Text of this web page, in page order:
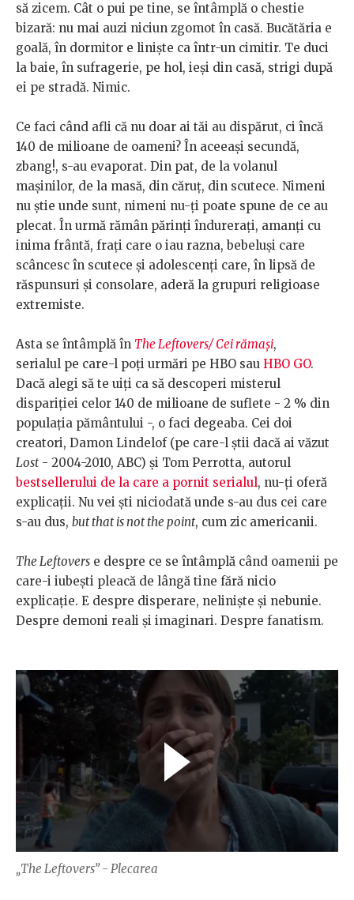
să zicem. Cât o pui pe tine, se întâmplă o chestie
bizară: nu mai auzi niciun zgomot în casă. Bucătăria e
goală, în dormitor e liniște ca într-un cimitir. Te duci
la baie, în sufragerie, pe hol, ieși din casă, strigi după
ei pe stradă. Nimic.
Ce faci când afli că nu doar ai tăi au dispărut, ci încă
140 de milioane de oameni? În aceeași secundă,
zbang!, s-au evaporat. Din pat, de la volanul
mașinilor, de la masă, din căruț, din scutece. Nimeni
nu știe unde sunt, nimeni nu-ți poate spune de ce au
plecat. În urmă rămân părinți îndurerați, amanți cu
inima frântă, frați care o iau razna, bebeluși care
scâncesc în scutece și adolescenți care, în lipsă de
răspunsuri și consolare, aderă la grupuri religioase
extremiste.
Asta se întâmplă în The Leftovers/ Cei rămași,
serialul pe care-l poți urmări pe HBO sau HBO GO.
Dacă alegi să te uiți ca să descoperi misterul
dispariției celor 140 de milioane de suflete - 2 % din
populația pământului -, o faci degeaba. Cei doi
creatori, Damon Lindelof (pe care-l știi dacă ai văzut
Lost- 2004-2010, ABC) și Tom Perrotta, autorul
bestsellerului de la care a pornit serialul, nu-ți oferă
explicații. Nu vei ști niciodată unde s-au dus cei care
s-au dus, but that is not the point, cum zic americanii.
The Leftovers e despre ce se întâmplă când oamenii pe
care-i iubești pleacă de lângă tine fără nicio
explicație. E despre disperare, neliniște și nebunie.
Despre demoni reali și imaginari. Despre fanatism.
„The Leftovers” - Plecarea